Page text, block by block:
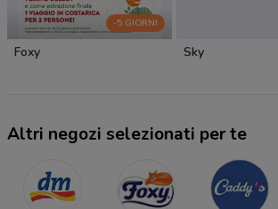
-5 GIORNI
Foxy Sky
Altri negozi selezionati per te